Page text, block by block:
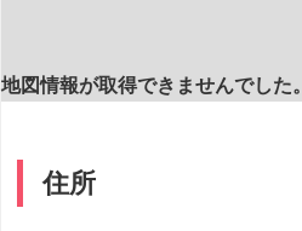
地図情報が取得できませんでした。
住所